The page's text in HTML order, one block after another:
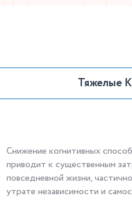
Тяжелые
Снижение когнитивных
приводит к существенным
повседневной жизни,
утрате независимости и